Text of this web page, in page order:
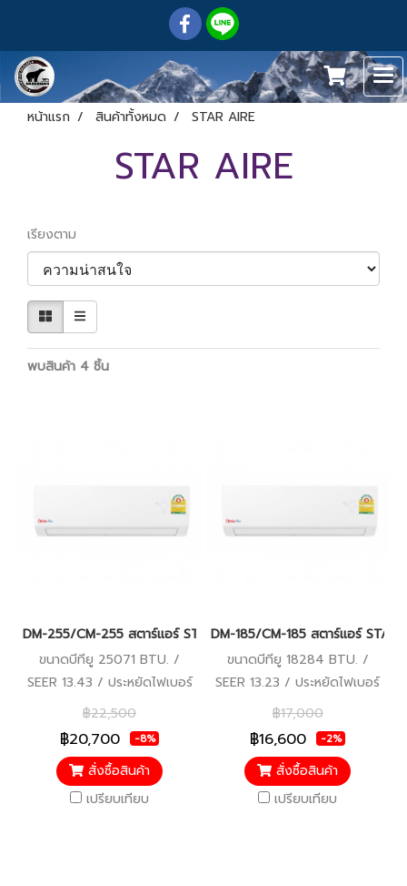
หน้าแรก สินค้าทั้งหมด STAR AIRE
STAR AIRE
เรียงตาม
พบสินค้า 4 ชิ้น
DM-255/CM-255 สตาร์แอร์ STAR AIRE FIXED SPEED R32
ขนาดบีทียู 25071 BTU. /
SEER 13.43 / ประหยัดไฟเบอร์
5 / ราคารวมติดตั้งแล้ว*
฿22,500
฿20,700 -8%
สั่งซื้อสินค้า
เปรียบเทียบ
DM-185/CM-185 สตาร์แอร์
ขนาดบีทียู 18284 BTU. /
SEER 13.23 / ประหยัดไฟเบอร์
5 / ราคารวมติดตั้งแล้ว*
฿17,000
฿16,600 -2%
สั่งซื้อสินค้า
เปรียบเทียบ